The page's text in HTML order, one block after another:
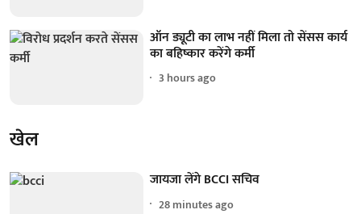
ऑन ड्यूटी का लाभ नहीं मिला तो सेंसस कार्य
का बहिष्कार करेंगे कर्मी
3 hours ago
खेल
जायजा लेंगे BCCI सचिव
28 minutes ago